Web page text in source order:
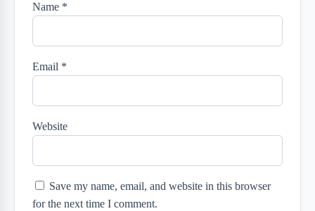
Name *
Email *
Website
Save my name, email, and website in this browser
for the next time I comment.